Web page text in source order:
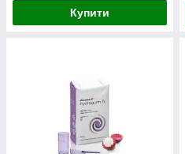
Купити